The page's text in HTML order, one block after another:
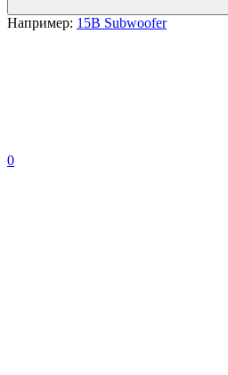
Например: 15B Subwoofer
0